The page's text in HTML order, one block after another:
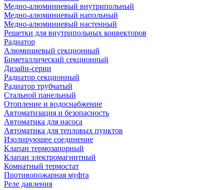
Медно-алюминиевый внутрипольный
Медно-алюминиевый напольный
Медно-алюминиевый настенный
Решетки для внутрипольных конвекторов
Радиатор
Алюминиевый секционный
Биметаллический секционный
Дизайн-серии
Радиатор секционный
Радиатор трубчатый
Стальной панельный
Отопление и водоснабжение
Автоматизация и безопасность
Автоматика для насоса
Автоматика для тепловых пунктов
Изолирующее соединение
Клапан термозапорный
Клапан электромагнитный
Комнатный термостат
Противопожарная муфта
Реле давления